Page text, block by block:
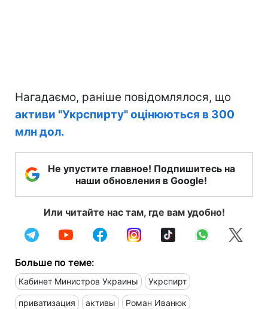
Нагадаємо, раніше повідомлялося, що
активи "Укрспирту" оцінюються в 300
млн дол.
Не упустите главное! Подпишитесь на
наши обновления в Google!
Или читайте нас там, где вам удобно!
Больше по теме:
Кабинет Министров Украины Укрспирт
приватизация активы Роман Иванюк